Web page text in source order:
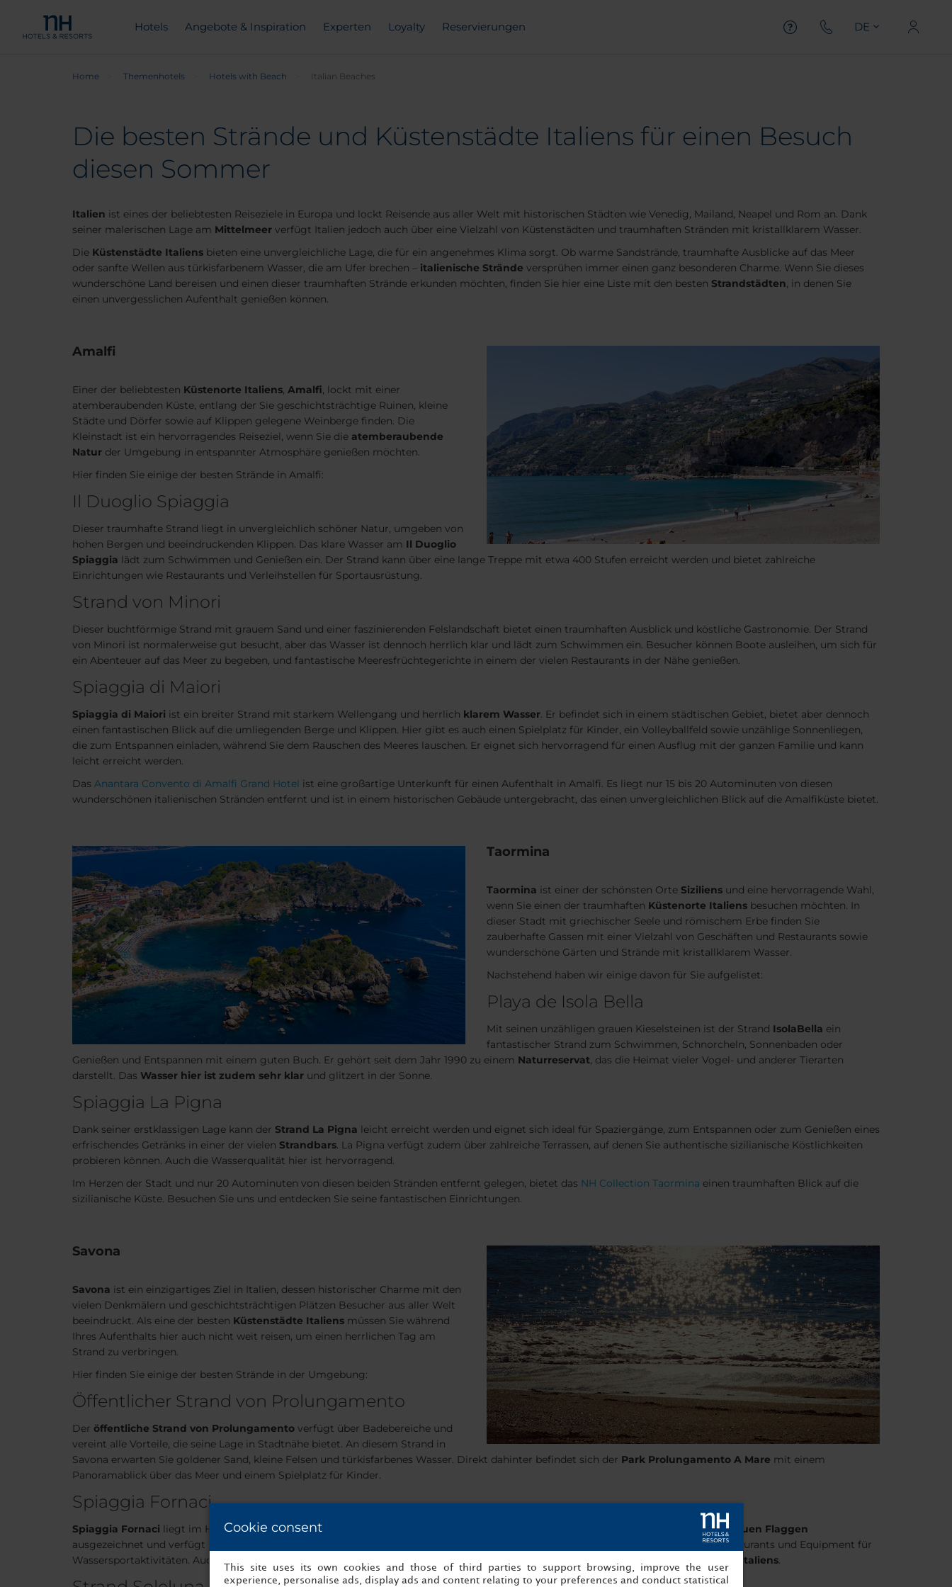
Hotels Angebote & Inspiration Experten Loyalty Reservierungen DE
Home Themenhotels Hotels with Beach Italian Beaches
Die besten Strände und Küstenstädte Italiens für einen Besuch
diesen Sommer
Italien ist eines der beliebtesten Reiseziele in Europa und lockt Reisende aus aller Welt mit historischen Städten wie Venedig, Mailand, Neapel und Rom an. Dank
seiner malerischen Lage am Mittelmeer verfügt Italien jedoch auch über eine Vielzahl von Küstenstädten und traumhaften Stränden mit kristallklarem Wasser.
Die Küstenstädte Italiens bieten eine unvergleichliche Lage, die für ein angenehmes Klima sorgt. Ob warme Sandstrände, traumhafte Ausblicke auf das Meer
oder sanfte Wellen aus türkisfarbenem Wasser, die am Ufer brechen – italienische Strände versprühen immer einen ganz besonderen Charme. Wenn Sie dieses
wunderschöne Land bereisen und einen dieser traumhaften Strände erkunden möchten, finden Sie hier eine Liste mit den besten Strandstädten, in denen Sie
einen unvergesslichen Aufenthalt genießen können.
Amalfi
Einer der beliebtesten Küstenorte Italiens, Amalfi, lockt mit einer
atemberaubenden Küste, entlang der Sie geschichtsträchtige Ruinen, kleine
Städte und Dörfer sowie auf Klippen gelegene Weinberge finden. Die
Kleinstadt ist ein hervorragendes Reiseziel, wenn Sie die atemberaubende
Natur der Umgebung in entspannter Atmosphäre genießen möchten.
Hier finden Sie einige der besten Strände in Amalfi:
Il Duoglio Spiaggia
Dieser traumhafte Strand liegt in unvergleichlich schöner Natur, umgeben von
hohen Bergen und beeindruckenden Klippen. Das klare Wasser am Il Duoglio
Spiaggia lädt zum Schwimmen und Genießen ein. Der Strand kann über eine lange Treppe mit etwa 400 Stufen erreicht werden und bietet zahlreiche
Einrichtungen wie Restaurants und Verleihstellen für Sportausrüstung.
Strand von Minori
Dieser buchtförmige Strand mit grauem Sand und einer faszinierenden Felslandschaft bietet einen traumhaften Ausblick und köstliche Gastronomie. Der Strand
von Minori ist normalerweise gut besucht, aber das Wasser ist dennoch herrlich klar und lädt zum Schwimmen ein. Besucher können Boote ausleihen, um sich für
ein Abenteuer auf das Meer zu begeben, und fantastische Meeresfrüchtegerichte in einem der vielen Restaurants in der Nähe genießen.
Spiaggia di Maiori
Spiaggia di Maiori ist ein breiter Strand mit starkem Wellengang und herrlich klarem Wasser. Er befindet sich in einem städtischen Gebiet, bietet aber dennoch
einen fantastischen Blick auf die umliegenden Berge und Klippen. Hier gibt es auch einen Spielplatz für Kinder, ein Volleyballfeld sowie unzählige Sonnenliegen,
die zum Entspannen einladen, während Sie dem Rauschen des Meeres lauschen. Er eignet sich hervorragend für einen Ausflug mit der ganzen Familie und kann
leicht erreicht werden.
Das Anantara Convento di Amalfi Grand Hotel ist eine großartige Unterkunft für einen Aufenthalt in Amalfi. Es liegt nur 15 bis 20 Autominuten von diesen
wunderschönen italienischen Stränden entfernt und ist in einem historischen Gebäude untergebracht, das einen unvergleichlichen Blick auf die Amalfiküste bietet.
Taormina
Taormina ist einer der schönsten Orte Siziliens und eine hervorragende Wahl,
wenn Sie einen der traumhaften Küstenorte Italiens besuchen möchten. In
dieser Stadt mit griechischer Seele und römischem Erbe finden Sie
zauberhafte Gassen mit einer Vielzahl von Geschäften und Restaurants sowie
wunderschöne Gärten und Strände mit kristallklarem Wasser.
Nachstehend haben wir einige davon für Sie aufgelistet:
Playa de Isola Bella
Mit seinen unzähligen grauen Kieselsteinen ist der Strand IsolaBella ein
fantastischer Strand zum Schwimmen, Schnorcheln, Sonnenbaden oder
Genießen und Entspannen mit einem guten Buch. Er gehört seit dem Jahr 1990 zu einem Naturreservat, das die Heimat vieler Vogel- und anderer Tierarten
darstellt. Das Wasser hier ist zudem sehr klar und glitzert in der Sonne.
Spiaggia La Pigna
Dank seiner erstklassigen Lage kann der Strand La Pigna leicht erreicht werden und eignet sich ideal für Spaziergänge, zum Entspannen oder zum Genießen eines
erfrischendes Getränks in einer der vielen Strandbars. La Pigna verfügt zudem über zahlreiche Terrassen, auf denen Sie authentische sizilianische Köstlichkeiten
probieren können. Auch die Wasserqualität hier ist hervorragend.
Im Herzen der Stadt und nur 20 Autominuten von diesen beiden Stränden entfernt gelegen, bietet das NH Collection Taormina einen traumhaften Blick auf die
sizilianische Küste. Besuchen Sie uns und entdecken Sie seine fantastischen Einrichtungen.
Savona
Savona ist ein einzigartiges Ziel in Italien, dessen historischer Charme mit den
vielen Denkmälern und geschichtsträchtigen Plätzen Besucher aus aller Welt
beeindruckt. Als eine der besten Küstenstädte Italiens müssen Sie während
Ihres Aufenthalts hier auch nicht weit reisen, um einen herrlichen Tag am
Strand zu verbringen.
Hier finden Sie einige der besten Strände in der Umgebung:
Öffentlicher Strand von Prolungamento
Der öffentliche Strand von Prolungamento verfügt über Badebereiche und
vereint alle Vorteile, die seine Lage in Stadtnähe bietet. An diesem Strand in
Savona erwarten Sie goldener Sand, kleine Felsen und türkisfarbenes Wasser. Direkt dahinter befindet sich der Park Prolungamento A Mare mit einem
Panoramablick über das Meer und einem Spielplatz für Kinder.
Spiaggia Fornaci
Spiaggia Fornaci liegt im Herzen der Stadt und erstreckt sich über eine Länge von etwa einem Kilometer. Er wurde mit
mehreren blauen Flaggen
ausgezeichnet und verfügt über alle grundlegenden Einrichtungen für einen angenehmen Strandtag, darunter belebte Bars, gute Restaurants und Equipment für
Wassersportaktivitäten. Auch das Wasser ist traumhaft und der goldene Sand macht diesen Strand zu einem der beliebtesten
Strände Italiens.
Cookie consent
This site uses its own cookies and those of third parties to support browsing, improve the user
experience, personalise ads, display ads and content relating to your preferences and conduct statistical